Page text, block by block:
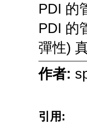
PDI 的
PDI 的
彈性)
作者:
引用: